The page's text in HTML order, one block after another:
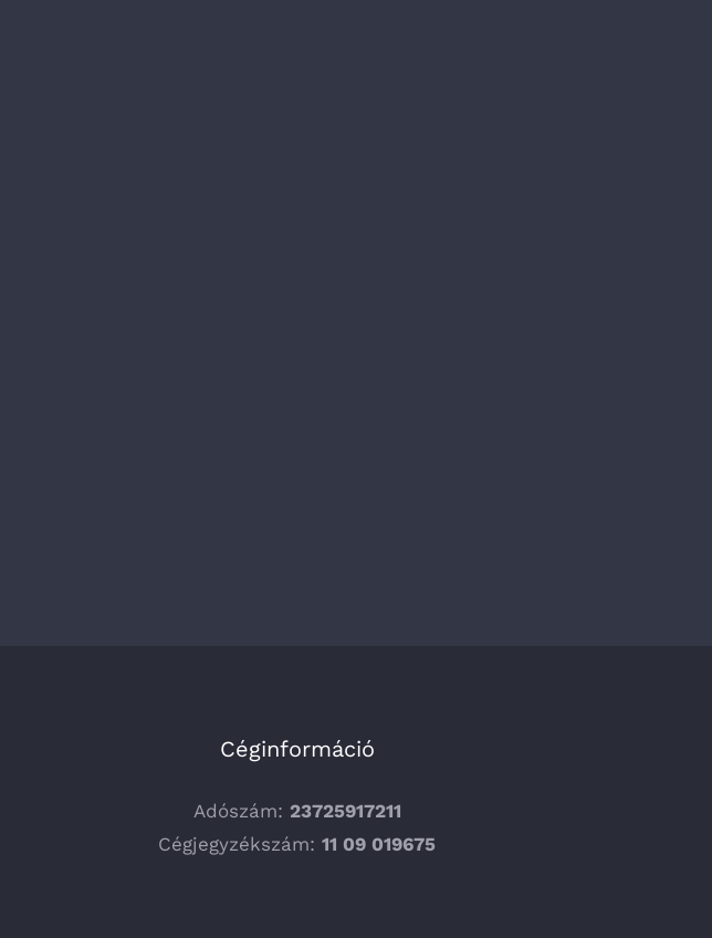
Céginformáció
Adószám: 23725917211
Cégjegyzékszám:11 09 019675